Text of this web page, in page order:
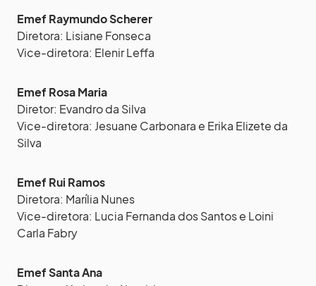
Emef Raymundo Scherer
Diretora: Lisiane Fonseca
Vice-diretora: Elenir Leffa
Emef Rosa Maria
Diretor: Evandro da Silva
Vice-diretora: Jesuane Carbonara e Erika Elizete da
Silva
Emef Rui Ramos
Diretora: Marília Nunes
Vice-diretora: Lucia Fernanda dos Santos e Loini
Carla Fabry
Emef Santa Ana